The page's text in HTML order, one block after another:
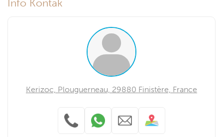
Info Kontak
Kerizoc, Plouguerneau, 29880 Finistère, France